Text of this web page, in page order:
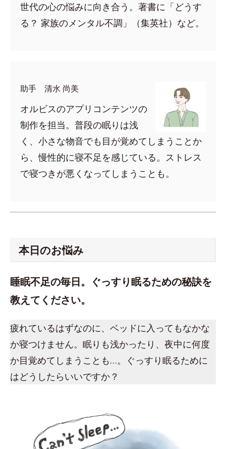
世代の心の悩みに向き合う。著書に「どうす
る？ 家族のメンタル不調」（集英社）など。
助手 清水 尚美
オルビスのアプリコンテンツの
制作を担当。普段の眠りは浅
く、小さな物音でも目が覚めてしまうことか
ら、慢性的に寝不足を感じている。ストレス
で寝つきが悪くなってしまうことも。
本日のお悩み
睡眠不足の毎日。ぐっすり眠るための秘訣を
教えてください。
疲れているはずなのに、ベッドに入ってもなかな
か寝つけません。眠りも浅かったり、夜中に何度
か目覚めてしまうことも…。ぐっすり眠るために
はどうしたらいいですか？